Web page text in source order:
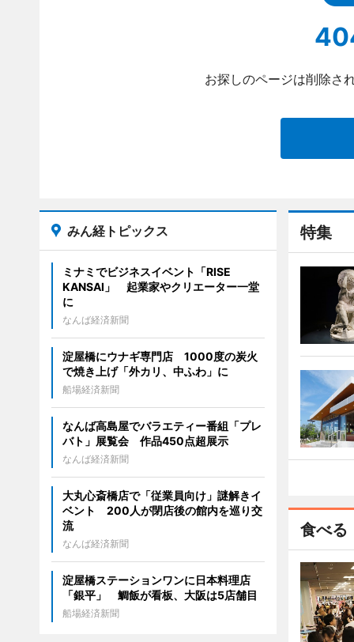
お探しのページは削除さ
特集
食べる
みん経トピックス
ミナミでビジネスイベント「RISE
KANSAI」 起業家やクリエーター一堂
に
なんば経済新聞
淀屋橋にウナギ専門店 1000度の炭火
で焼き上げ「外カリ、中ふわ」に
船場経済新聞
なんば高島屋でバラエティー番組「プレ
バト」展覧会 作品450点超展示
なんば経済新聞
大丸心斎橋店で「従業員向け」謎解きイ
ベント 200人が閉店後の館内を巡り交
流
なんば経済新聞
淀屋橋ステーションワンに日本料理店
「銀平」 鯛飯が看板、大阪は5店舗目
船場経済新聞